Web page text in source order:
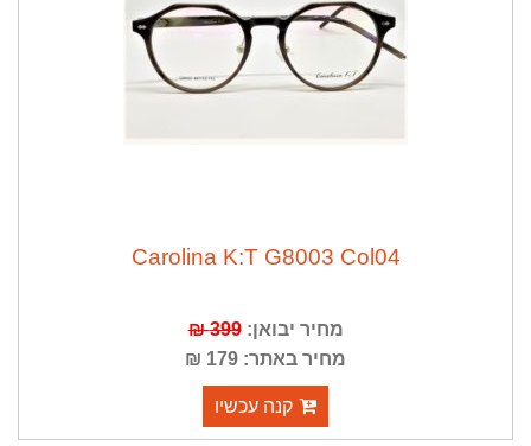
Carolina K:T G8003 Col04
מחיר יבואן:399 ₪
מחיר באתר: 179 ₪
קנה עכשיו